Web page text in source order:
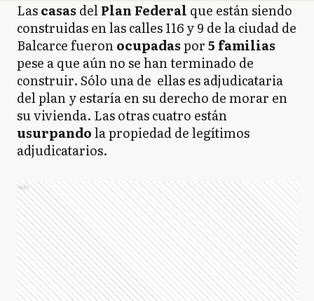
Lascasas delPlan Federal que están siendo
construidas en las calles 116 y 9 de la ciudad de
Balcarce fueronocupadaspor5 familias
pese a que aún no se han terminado de
construir. Sólo una de ellas es adjudicataria
del plan y estaría en su derecho de morar en
su vivienda. Las otras cuatro están
usurpandola propiedad de legítimos
adjudicatarios.
Ads